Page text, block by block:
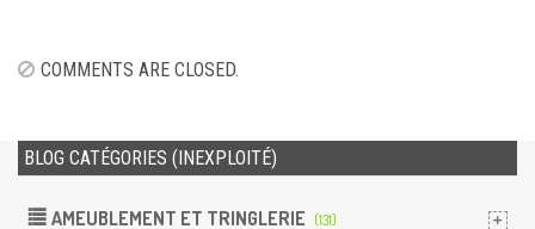
COMMENTS ARE CLOSED.
BLOG CATÉGORIES (INEXPLOITÉ)
AMEUBLEMENT ET TRINGLERIE (131)